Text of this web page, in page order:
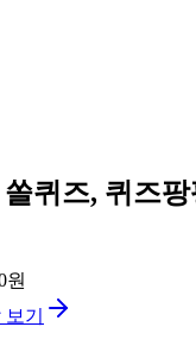
쏠퀴즈, 퀴즈
원
기